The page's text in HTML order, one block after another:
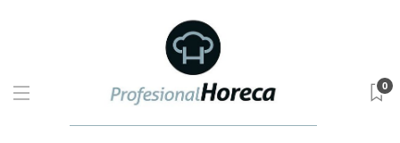
0